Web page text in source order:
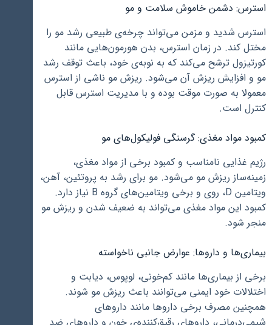
استرس: دشمن خاموش سلامت و مو
استرس شدید و مزمن می‌تواند چرخه‌ی طبیعی رشد مو را
مختل کند. در زمان استرس، بدن هورمون‌هایی مانند
کورتیزول ترشح می‌کند که به نوبه‌ی خود، باعث توقف رشد
مو و افزایش ریزش آن می‌شود. ریزش مو ناشی از استرس
معمولا به صورت موقت بوده و با مدیریت استرس قابل
کنترل است.
کمبود مواد مغذی: گرسنگی فولیکول‌های مو
رژیم غذایی نامناسب و کمبود برخی از مواد مغذی،
زمینه‌ساز ریزش مو می‌شود. مو برای رشد به پروتئین، آهن،
ویتامین D، روی و برخی ویتامین‌های گروه B نیاز دارد.
کمبود این مواد مغذی می‌تواند به ضعیف شدن و ریزش مو
منجر شود.
بیماری‌ها و داروها: عوارض جانبی ناخواسته
برخی از بیماری‌ها مانند کم‌خونی، لوپوس، دیابت و
اختلالات خود ایمنی می‌توانند باعث ریزش مو شوند.
همچنین مصرف برخی داروها مانند داروهای